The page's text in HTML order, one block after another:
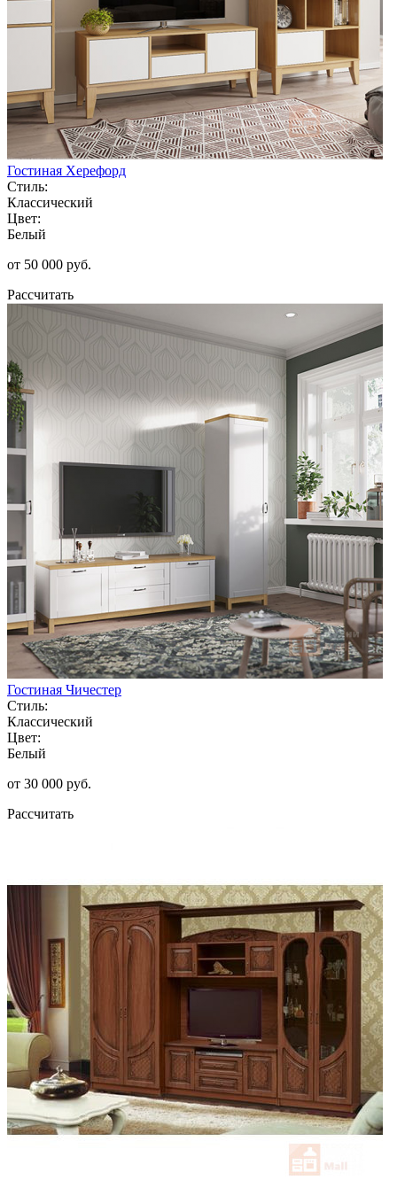
Гостиная Херефорд
Стиль:
Классический
Цвет:
Белый
от 50 000 руб.
Рассчитать
Гостиная Чичестер
Стиль:
Классический
Цвет:
Белый
от 30 000 руб.
Рассчитать